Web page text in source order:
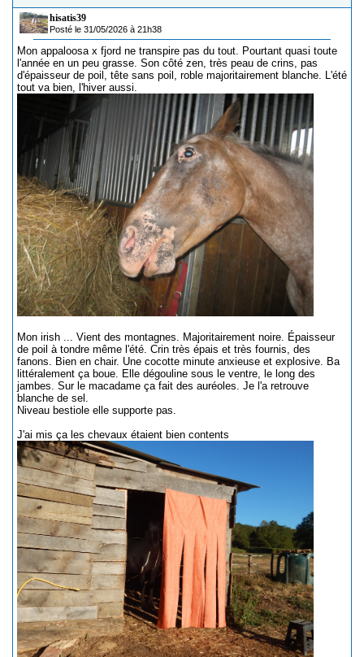
hisatis39
Posté le 31/05/2026 à 21h38
Mon appaloosa x fjord ne transpire pas du tout. Pourtant quasi toute
l'année en un peu grasse. Son côté zen, très peau de crins, pas
d'épaisseur de poil, tête sans poil, roble majoritairement blanche. L'été
tout va bien, l'hiver aussi.
Mon irish ... Vient des montagnes. Majoritairement noire. Épaisseur
de poil à tondre même l'été. Crin très épais et très fournis, des
fanons. Bien en chair. Une cocotte minute anxieuse et explosive. Ba
littéralement ça boue. Elle dégouline sous le ventre, le long des
jambes. Sur le macadame ça fait des auréoles. Je l'a retrouve
blanche de sel.
Niveau bestiole elle supporte pas.
J'ai mis ça les chevaux étaient bien contents